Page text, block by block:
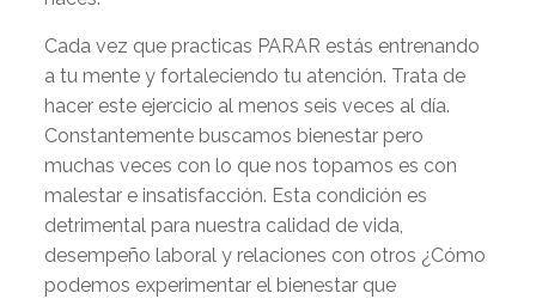
Cada vez que practicas PARAR estás entrenando
a tu mente y fortaleciendo tu atención. Trata de
hacer este ejercicio al menos seis veces al día.
Constantemente buscamos bienestar pero
muchas veces con lo que nos topamos es con
malestar e insatisfacción. Esta condición es
detrimental para nuestra calidad de vida,
desempeño laboral y relaciones con otros ¿Cómo
podemos experimentar el bienestar que